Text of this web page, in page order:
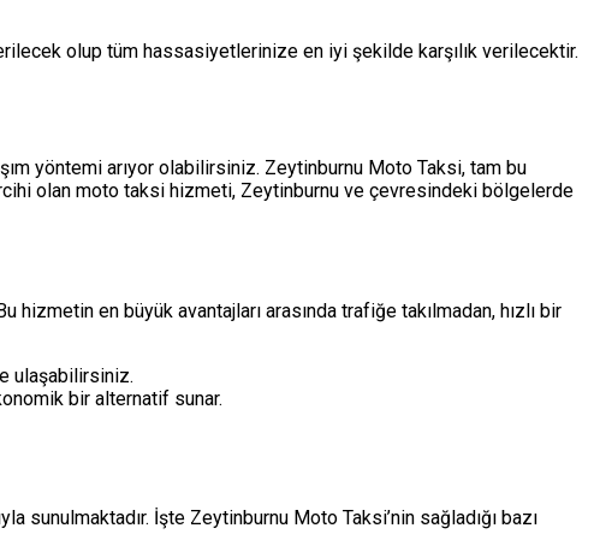
olup tüm hassasiyetlerinize en iyi şekilde karşılık verilecektir.
yöntemi arıyor olabilirsiniz. Zeytinburnu Moto Taksi, tam bu
olan moto taksi hizmeti, Zeytinburnu ve çevresindeki bölgelerde
en büyük avantajları arasında trafiğe takılmadan, hızlı bir
ulaşabilirsiniz.
bir alternatif sunar.
sunulmaktadır. İşte Zeytinburnu Moto Taksi’nin sağladığı bazı